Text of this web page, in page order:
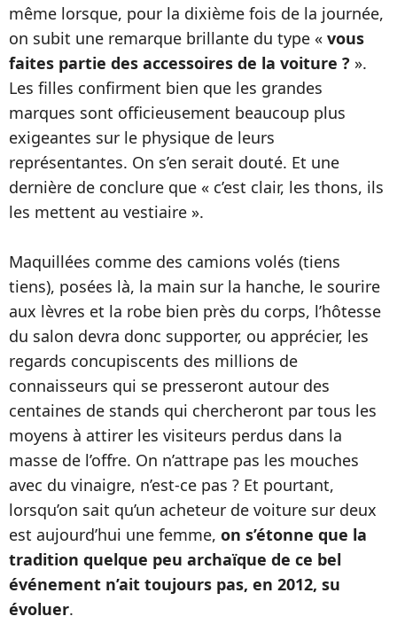
même lorsque, pour la dixième fois de la journée,
on subit une remarque brillante du type « vous
faites partie des accessoires de la voiture ? ».
Les filles confirment bien que les grandes
marques sont officieusement beaucoup plus
exigeantes sur le physique de leurs
représentantes. On s’en serait douté. Et une
dernière de conclure que « c’est clair, les thons, ils
les mettent au vestiaire ».
Maquillées comme des camions volés (tiens
tiens), posées là, la main sur la hanche, le sourire
aux lèvres et la robe bien près du corps, l’hôtesse
du salon devra donc supporter, ou apprécier, les
regards concupiscents des millions de
connaisseurs qui se presseront autour des
centaines de stands qui chercheront par tous les
moyens à attirer les visiteurs perdus dans la
masse de l’offre. On n’attrape pas les mouches
avec du vinaigre, n’est-ce pas ? Et pourtant,
lorsqu’on sait qu’un acheteur de voiture sur deux
est aujourd’hui une femme, on s’étonne que la
tradition quelque peu archaïque de ce bel
événement n’ait toujours pas, en 2012, su
évoluer.